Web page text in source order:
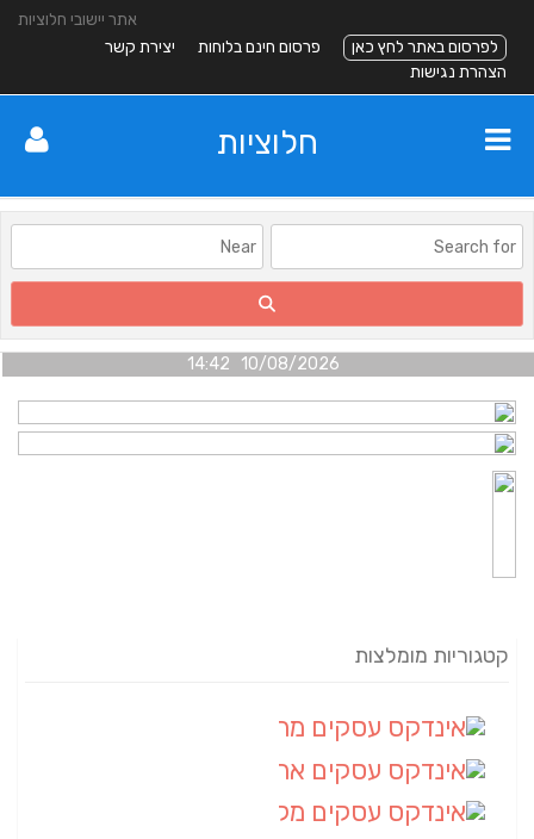
אתר יישובי חלוציות
לפרסום באתר לחץ כאן
פרסום חינם בלוחות
יצירת קשר
הצהרת נגישות
חלוציות
10/08/2026 14:42
קטגוריות מומלצות